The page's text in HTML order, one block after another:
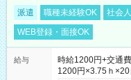
派遣 職種未経験OK 社会
WEB登録・面接OK
給与
時給1200円+交通
1200円×3.75ｈ×20